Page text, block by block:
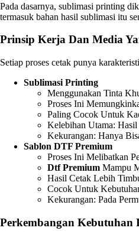
Pada dasarnya, sublimasi printing
termasuk bahan hasil sublimasi itu
Prinsip Kerja Dan Media
Setiap proses cetak punya
Sublimasi Printing
Menggunakan Tinta
Proses Ini
Paling Cocok Untuk
Kelebihan Utama:
Kekurangan: Hanya
Sablon DTF Premium
Proses Ini Melibatkan
Dtf Premium Mampu
Hasil Cetak Lebih
Cocok Untuk
Kekurangan: Pada
Perkembangan Kebutuhan